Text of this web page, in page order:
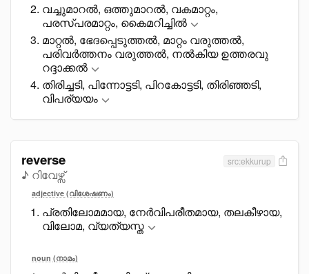
വച്ചുമാറൽ, ഒത്തുമാറൽ, വകമാറ്റം,
പരസ്പരമാറ്റം, കെെമറിച്ചിൽ
മാറ്റൽ, ഭേദപ്പെടുത്തൽ, മാറ്റം വരുത്തൽ,
പരിവർത്തനം വരുത്തൽ, നൽകിയ ഉത്തരവു
റദ്ദാക്കൽ
തിരിച്ചടി, പിന്നോട്ടടി, പിറകോട്ടടി, തിരിഞ്ഞടി,
വിപര്യയം
reverse
♪ റിവേഴ്സ്
src:ekkurup
adjective (വിശേഷണം)
പ്രതിലോമമായ, നേർവിപരീതമായ, തലകീഴായ,
വിലോമ, വ്യത്യസ്ത
noun (നാമം)